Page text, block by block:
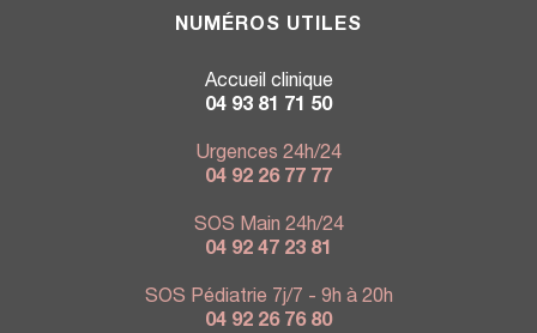
NUMÉROS UTILES
Accueil clinique
04 93 81 71 50
Urgences 24h/24
04 92 26 77 77
SOS Main 24h/24
04 92 47 23 81
SOS Pédiatrie 7j/7 - 9h à 20h
04 92 26 76 80